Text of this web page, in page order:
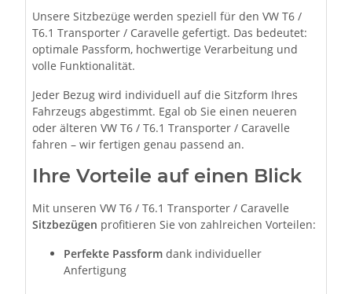
Unsere Sitzbezüge werden speziell für den VW T6 /
T6.1 Transporter / Caravelle gefertigt. Das bedeutet:
optimale Passform, hochwertige Verarbeitung und
volle Funktionalität.
Jeder Bezug wird individuell auf die Sitzform Ihres
Fahrzeugs abgestimmt. Egal ob Sie einen neueren
oder älteren VW T6 / T6.1 Transporter / Caravelle
fahren – wir fertigen genau passend an.
Ihre Vorteile auf einen Blick
Mit unseren VW T6 / T6.1 Transporter / Caravelle
Sitzbezügen profitieren Sie von zahlreichen Vorteilen:
Perfekte Passform dank individueller
Anfertigung